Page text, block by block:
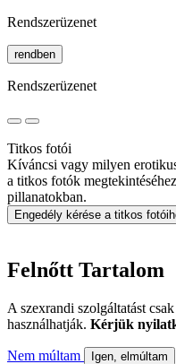
Rendszerüzenet
rendben
Rendszerüzenet
Titkos fotói
Kíváncsi vagy milyen
a titkos fotók
pillanatokban.
Engedély kérése a titkos
Felnőtt Tartalom
A szexrandi szolgáltatást csak
használhatják. Kérjük
Nem múltam Igen, elmúltam